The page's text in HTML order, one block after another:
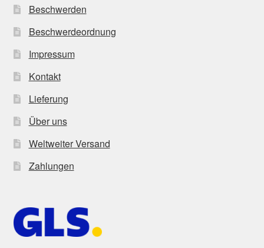
Beschwerden
Beschwerdeordnung
Impressum
Kontakt
Lieferung
Über uns
Weltweiter Versand
Zahlungen